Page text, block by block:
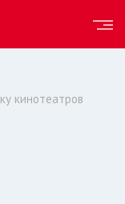
кинотеатров